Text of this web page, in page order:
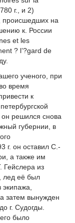
г., и 2)
происшедших на
к. России
et les
? l’?gard de
ученого, при
время
к
решился снова
губернии, в
г. он оставил C.-
а также им
Гейслера из
лед её был
затем вынужден
г. Судогды.
было